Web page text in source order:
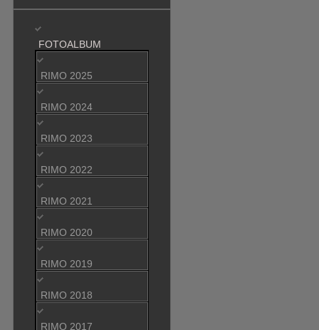
FOTOALBUM
RIMO 2025
RIMO 2024
RIMO 2023
RIMO 2022
RIMO 2021
RIMO 2020
RIMO 2019
RIMO 2018
RIMO 2017